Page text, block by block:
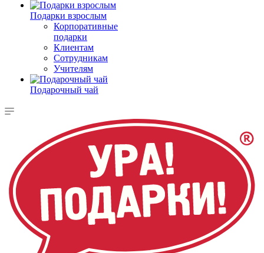
Подарки взрослым
Корпоративные
подарки
Клиентам
Сотрудникам
Учителям
Подарочный чай